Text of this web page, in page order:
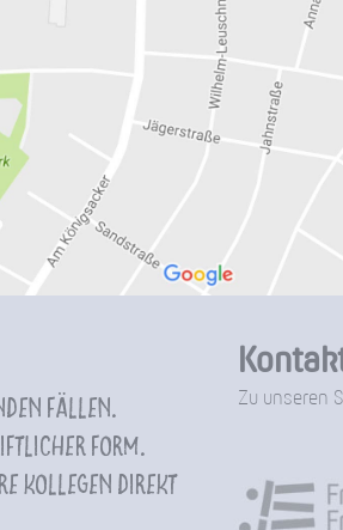
Fällen.
Form.
Kollegen direkt
Zu unseren